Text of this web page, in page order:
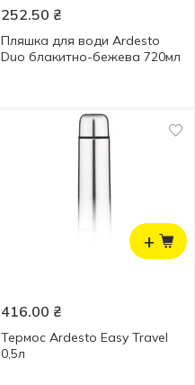
252.50 ₴
Пляшка для води Ardesto
Duo блакитно-бежева 720мл
+
416.00 ₴
Термос Ardesto Easy Travel
0,5л